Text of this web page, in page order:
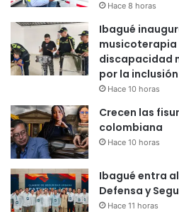
Hace 8 horas
Ibagué
musicoterapia
discapacidad
por la inclusión
Hace 10 horas
Crecen las
colombiana
Hace 10 horas
Ibagué entra
Defensa y
Hace 11 horas